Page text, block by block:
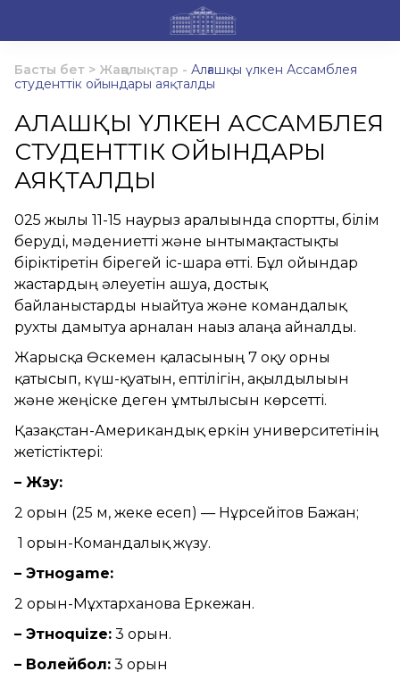
Басты бет > Жаңалықтар - Алғашқы үлкен Ассамблея
студенттік ойындары аяқталды
АЛҒАШҚЫ ҮЛКЕН АССАМБЛЕЯ
СТУДЕНТТІК ОЙЫНДАРЫ
АЯҚТАЛДЫ
025 жылғы 11-15 наурыз аралығында спортты, білім
беруді, мәдениетті және ынтымақтастықты
біріктіретін бірегей іс-шара өтті. Бұл ойындар
жастардың әлеуетін ашуға, достық
байланыстарды нығайтуға және командалық
рухты дамытуға арналған нағыз алаңға айналды.
Жарысқа Өскемен қаласының 7 оқу орны
қатысып, күш-қуатын, ептілігін, ақылдылығын
және жеңіске деген ұмтылысын көрсетті.
Қазақстан-Американдық еркін университетінің
жетістіктері:
– Жүзу:
2 орын (25 м, жеке есеп) — Нұрсейітов Бағжан;
1 орын-Командалық жүзу.
– Этноgame:
2 орын-Мұхтарханова Еркежан.
– Этноquize: 3 орын.
– Волейбол: 3 орын